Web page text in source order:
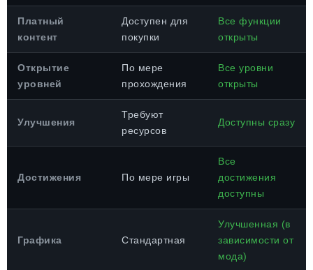
Платный
контент
Доступен для
покупки
Все функции
открыты
Открытие
уровней
По мере
прохождения
Все уровни
открыты
Улучшения
Требуют
ресурсов
Доступны сразу
Достижения По мере игры
Все
достижения
доступны
Графика Стандартная
Улучшенная (в
зависимости от
мода)